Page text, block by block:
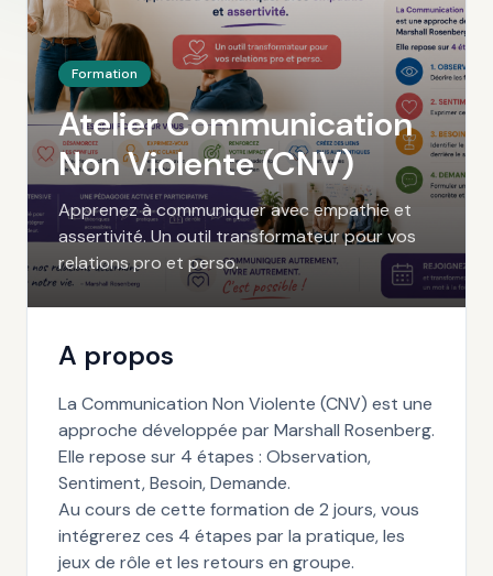
Formation
Atelier Communication
Non Violente (CNV)
Apprenez à communiquer avec empathie et
assertivité. Un outil transformateur pour vos
relations pro et perso.
A propos
La Communication Non Violente (CNV) est une
approche développée par Marshall Rosenberg.
Elle repose sur 4 étapes : Observation,
Sentiment, Besoin, Demande.
Au cours de cette formation de 2 jours, vous
intégrerez ces 4 étapes par la pratique, les
jeux de rôle et les retours en groupe.